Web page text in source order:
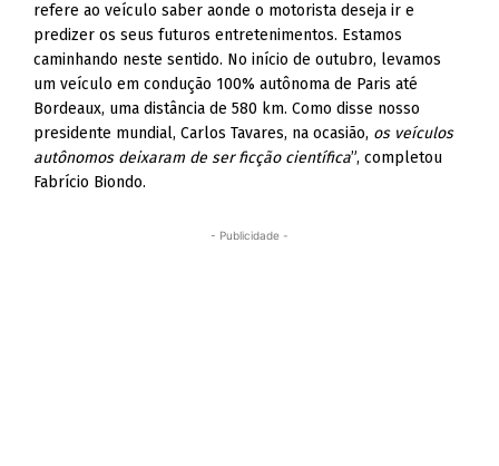
refere ao veículo saber aonde o motorista deseja ir e
predizer os seus futuros entretenimentos. Estamos
caminhando neste sentido. No início de outubro, levamos
um veículo em condução 100% autônoma de Paris até
Bordeaux, uma distância de 580 km. Como disse nosso
presidente mundial, Carlos Tavares, na ocasião, os veículos
autônomos deixaram de ser ficção científica”, completou
Fabrício Biondo.
- Publicidade -